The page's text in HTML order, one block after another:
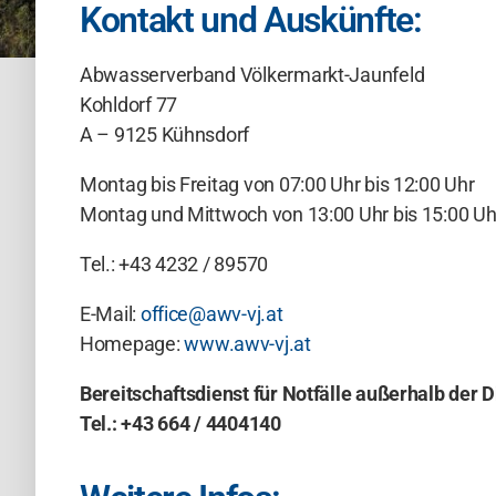
Kontakt und Auskünfte:
Abwasserverband Völkermarkt-Jaunfeld
Kohldorf 77
A – 9125 Kühnsdorf
Montag bis Freitag von 07:00 Uhr bis 12:00 Uhr
Montag und Mittwoch von 13:00 Uhr bis 15:00
Tel.: +43 4232 / 89570
E-Mail: office@awv-vj.at
Homepage:www.awv-vj.at
Bereitschaftsdienst für Notfälle außerhalb der
Tel.: +43 664 / 4404140